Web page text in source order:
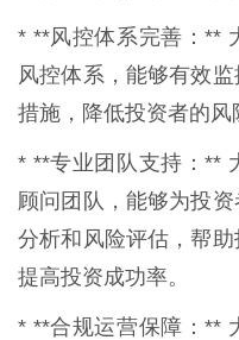
* **风控体系完善：**
风控体系，能够有效
措施，降低投资者的风
* **专业团队支持：**
顾问团队，能够为投
分析和风险评估，帮助
提高投资成功率。
* **合规运营保障：**